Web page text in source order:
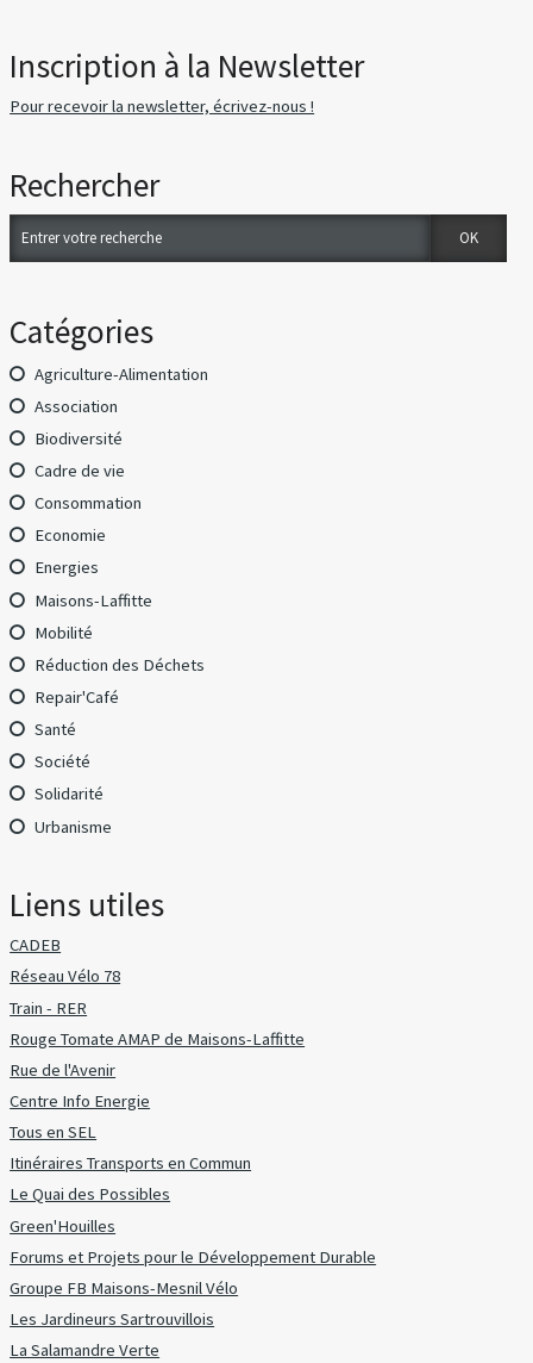
Inscription à la Newsletter
Pour recevoir la newsletter, écrivez-nous !
Rechercher
Catégories
Agriculture-Alimentation
Association
Biodiversité
Cadre de vie
Consommation
Economie
Energies
Maisons-Laffitte
Mobilité
Réduction des Déchets
Repair'Café
Santé
Société
Solidarité
Urbanisme
Liens utiles
CADEB
Réseau Vélo 78
Train - RER
Rouge Tomate AMAP de Maisons-Laffitte
Rue de l'Avenir
Centre Info Energie
Tous en SEL
Itinéraires Transports en Commun
Le Quai des Possibles
Green'Houilles
Forums et Projets pour le Développement Durable
Groupe FB Maisons-Mesnil Vélo
Les Jardineurs Sartrouvillois
La Salamandre Verte